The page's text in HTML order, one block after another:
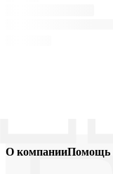
О компанииПомощь